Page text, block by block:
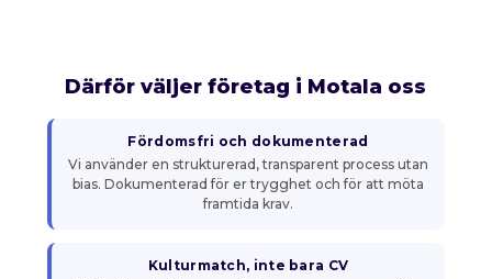
Därför väljer företag i Motala oss
Fördomsfri och dokumenterad
Vi använder en strukturerad, transparent process utan
bias. Dokumenterad för er trygghet och för att möta
framtida krav.
Kulturmatch, inte bara CV